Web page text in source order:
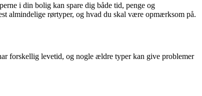
i din bolig kan spare dig både tid, penge og
almindelige rørtyper, og hvad du skal være opmærksom på.
forskellig levetid, og nogle ældre typer kan give problemer